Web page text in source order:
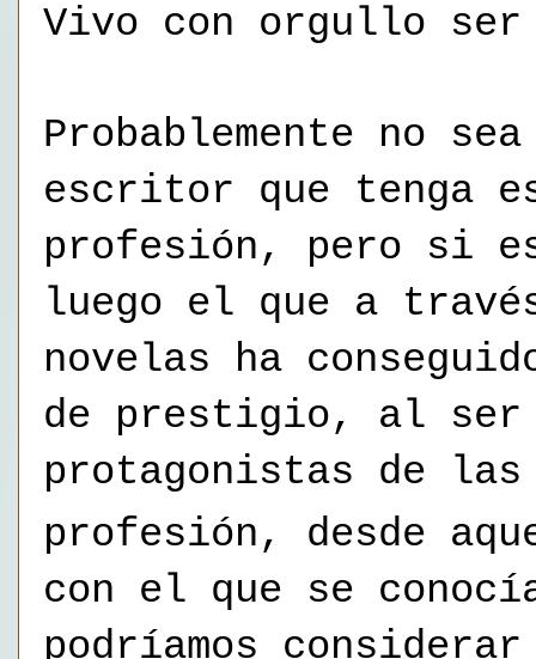
Vivo con orgullo
Probablemente no
escritor que tenga
profesión, pero si
luego el que a
novelas ha
de prestigio, al
protagonistas de
profesión, desde
con el que se
podríamos